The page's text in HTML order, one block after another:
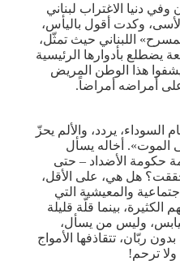
دنيا الاغتراب لبناني
وكدت أقول باليأس،
اللبناني حيث تمثّل،
يضطلع بأدوارها الرئيسية
هذا الوطن المريض
أمراضه أمراضاً.
السوداء، يردد، والألم يحزّ
أخاله يسأل
حكومة الأضداد – حتى
هل هي، على الأقل،
والمعيشية التي
الكثيرة، بينما قلّة قليلة
وليس من يسأل،
ربّان، تتقاذفها الأمواج
ولا ترحم!